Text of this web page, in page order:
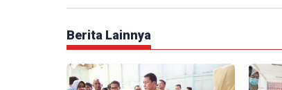
Berita Lainnya